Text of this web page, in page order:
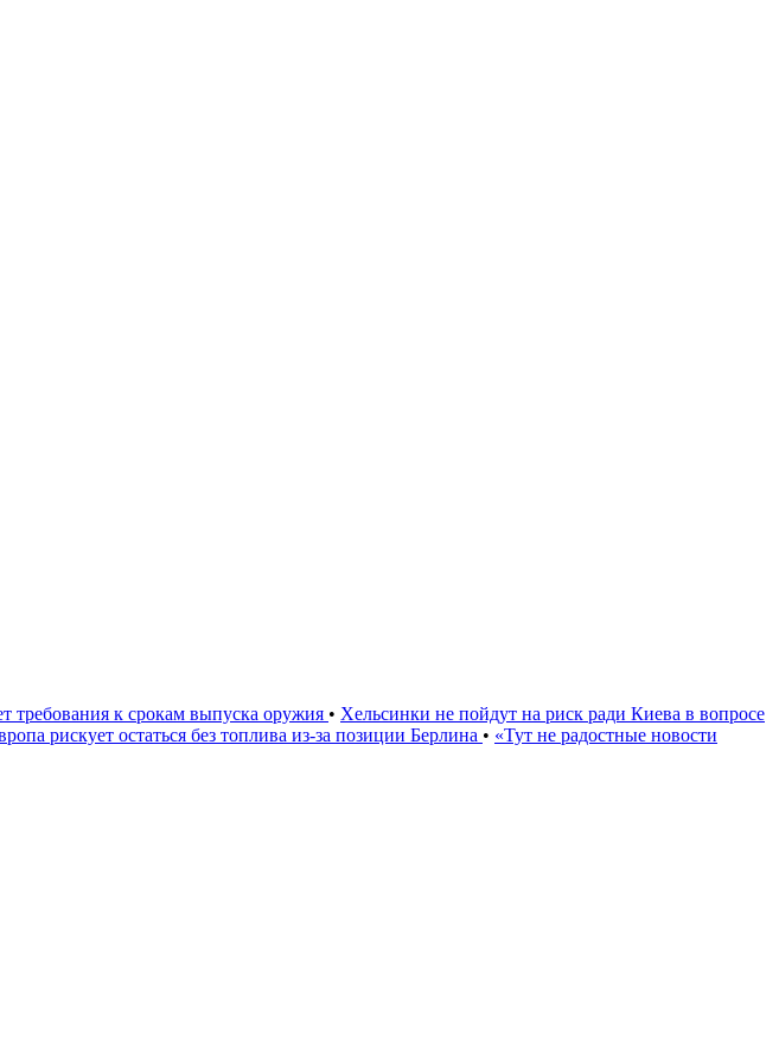
требования к срокам выпуска оружия • Хельсинки не пойдут на риск ради Киева в вопросе
рискует остаться без топлива из-за позиции Берлина • «Тут не радостные новости